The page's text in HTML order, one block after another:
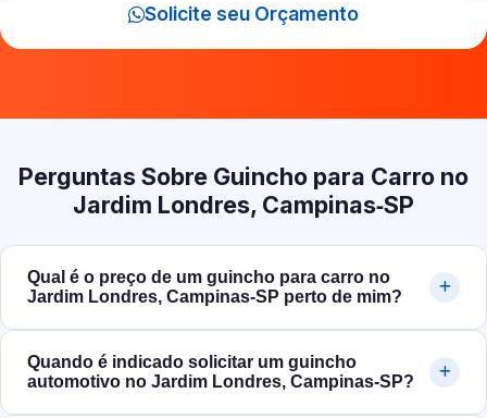
Solicite seu Orçamento
Perguntas Sobre Guincho para Carro no
Jardim Londres, Campinas‑SP
Qual é o preço de um guincho para carro no
Jardim Londres, Campinas‑SP perto de mim?
Quando é indicado solicitar um guincho
automotivo no Jardim Londres, Campinas‑SP?